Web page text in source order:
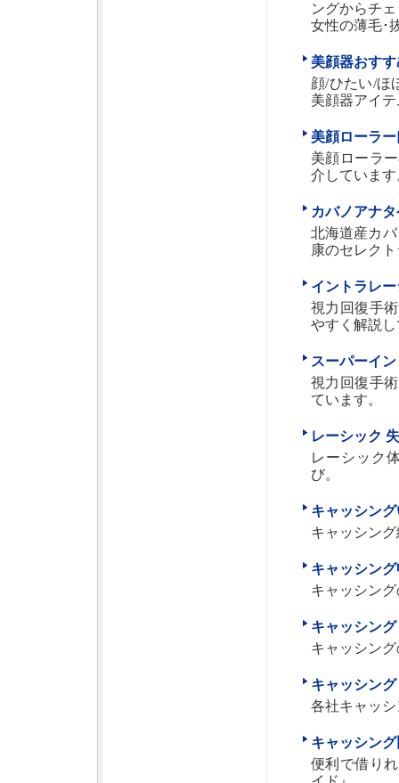
ングからチ
女性の薄毛･
美顔器おす
顔/ひたい/ほ
美顔器アイ
美顔ローラ
美顔ローラ
介しています
カバノアナ
北海道産カ
康のセレク
イントラレ
視力回復手
やすく解説
スーパーイ
視力回復手
ています。
レーシック
レーシック
び。
キャッシン
キャッシン
キャッシン
キャッシン
キャッシン
キャッシン
キャッシン
各社キャッ
キャッシン
便利で借り